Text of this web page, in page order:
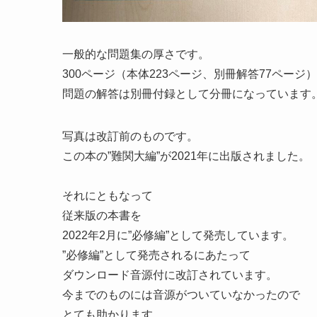
一般的な問題集の厚さです。
300ページ（本体223ページ、別冊解答77ページ）
問題の解答は別冊付録として分冊になっています
写真は改訂前のものです。
この本の”難関大編”が2021年に出版されました。
それにともなって
従来版の本書を
2022年2月に”必修編”として発売しています。
”必修編”として発売されるにあたって
ダウンロード音源付に改訂されています。
今までのものには音源がついていなかったので
とても助かります。